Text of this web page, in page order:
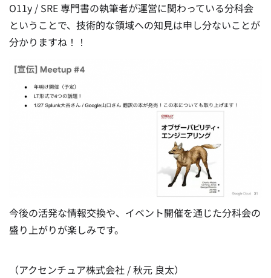
O11y / SRE 専門書の執筆者が運営に関わっている分科会
ということで、技術的な領域への知見は申し分ないことが
分かりますね！！
今後の活発な情報交換や、イベント開催を通じた分科会の
盛り上がりが楽しみです。
（アクセンチュア株式会社 / 秋元 良太）